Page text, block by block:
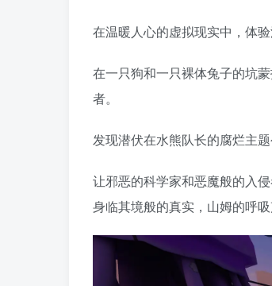
在温暖人心的虚拟现实中，体
在一只狗和一只裸体兔子的坑
者。
发现潜伏在水熊队长的腐烂主
让邪恶的科学家和恶魔般的入
身临其境般的真实，山姆的呼